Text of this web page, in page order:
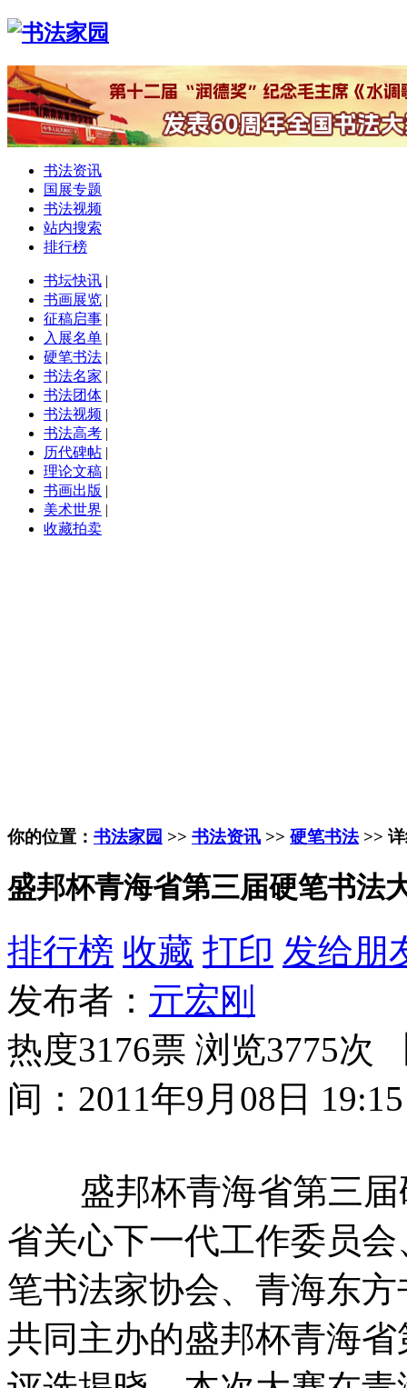
书法资讯
国展专题
书法视频
站内搜索
排行榜
书坛快讯 |
书画展览 |
征稿启事 |
入展名单 |
硬笔书法 |
书法名家 |
书法团体 |
书法视频 |
书法高考 |
历代碑帖 |
理论文稿 |
书画出版 |
美术世界 |
收藏拍卖
你的位置： 书法家园 >> 书法资讯 >> 硬笔书法>>
盛邦杯青海省第三届硬笔书法
排行榜 收藏 打印 发给朋
发布者： 亓宏刚
热度3176票 浏览3775次
间：2011年9月08日 19:15
盛邦杯青海省第三届
省关心下一代工作委员
笔书法家协会、青海东
共同主办的盛邦杯青海